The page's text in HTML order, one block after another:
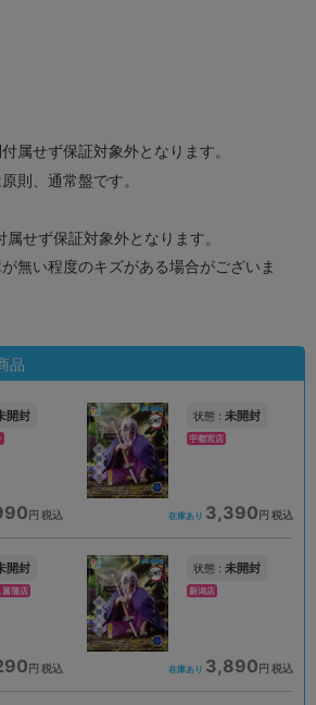
属せず保証対象外となります。
則、通常盤です。
せず保証対象外となります。
無い程度のキズがある場合がございま
品
開封
円 税込
状態 : 未開封
宇都宮店
在庫あり 3,390 円 税込
開封
菖蒲店
円 税込
状態 : 未開封
新潟店
在庫あり 3,890円 税込